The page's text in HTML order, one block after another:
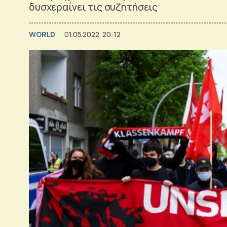
δυσχεραίνει τις συζητήσεις
WORLD 01.05.2022, 20:12